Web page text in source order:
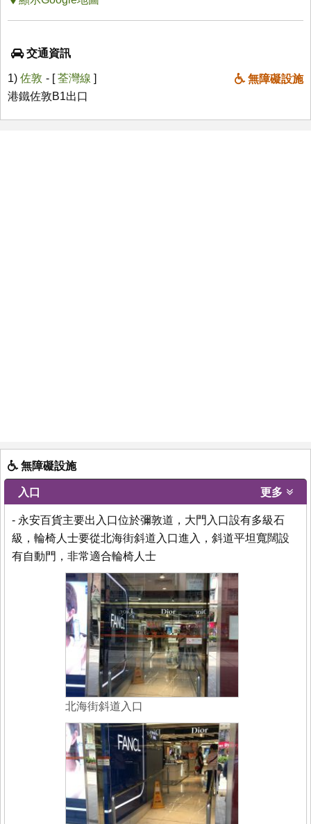
交通資訊
1) 佐敦 無障礙設施
- [荃灣線 ]
港鐵佐敦B1出口
無障礙設施
入口 更多
- 永安百貨主要出入口位於彌敦道，大門入口設有多級石
級，輪椅人士要從北海街斜道入口進入，斜道平坦寬闊設
有自動門，非常適合輪椅人士
北海街斜道入口